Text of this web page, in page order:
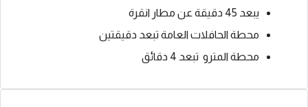
يبعد 45 دقيقة عن مطار انقرة
محطة الحافلات العامة تبعد دقيقتين
محطة المترو تبعد 4 دقائق